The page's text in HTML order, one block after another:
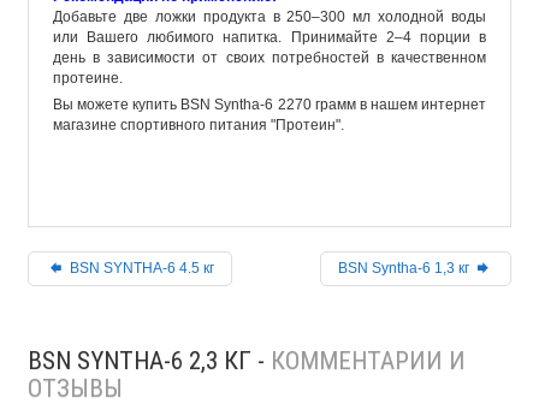
Добавьте две ложки продукта в 250–300 мл холодной воды
или Вашего любимого напитка. Принимайте 2–4 порции в
день в зависимости от своих потребностей в качественном
протеине.
Вы можете купить BSN Syntha-6 2270 грамм в нашем интернет
магазине спортивного питания "Протеин".
BSN SYNTHA-6 4.5 кг BSN Syntha-6 1,3 кг
BSN SYNTHA-6 2,3 КГ - КОММЕНТАРИИ И
ОТЗЫВЫ